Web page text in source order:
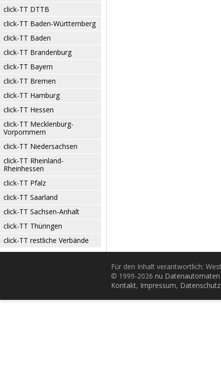
click-TT DTTB
click-TT Baden-Württemberg
click-TT Baden
click-TT Brandenburg
click-TT Bayern
click-TT Bremen
click-TT Hamburg
click-TT Hessen
click-TT Mecklenburg-
Vorpommern
click-TT Niedersachsen
click-TT Rheinland-
Rheinhessen
click-TT Pfalz
click-TT Saarland
click-TT Sachsen-Anhalt
click-TT Thüringen
click-TT restliche Verbände
Für den Inhalt verantwortlich:
© 1999-2026 nu
Kontakt, Impressum, Datenschutz